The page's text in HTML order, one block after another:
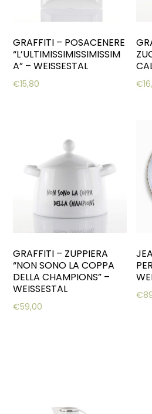
GRAFFITI – POSACENERE
“L’ULTIMISSIMISSIMISSIM
A” – WEISSESTAL
€15,80 €
GRAFFITI – ZUPPIERA
“NON SONO LA COPPA
DELLA CHAMPIONS” –
WEISSESTAL
€59,00
€